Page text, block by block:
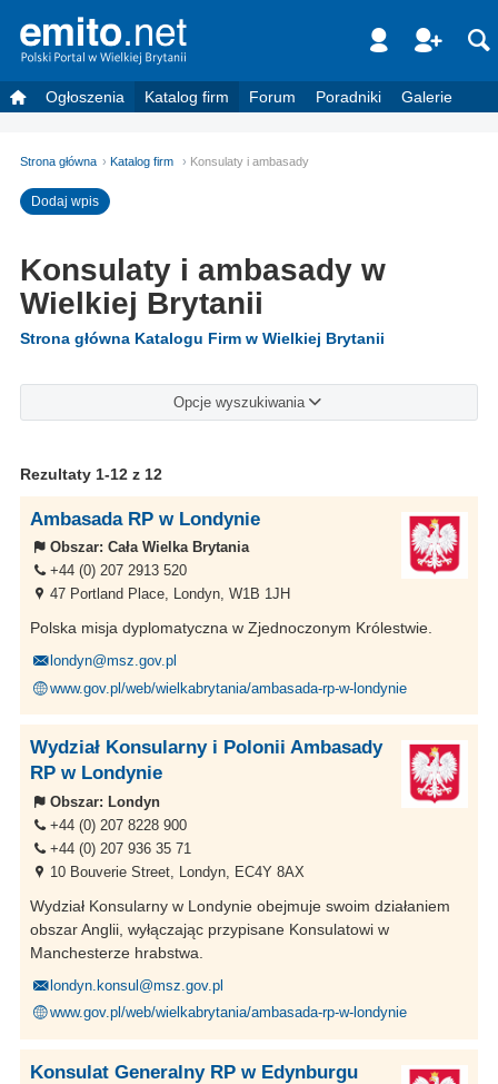
Ogłoszenia Katalog firm Forum Poradniki Galerie
Strona główna Katalog firm Konsulaty i ambasady
Dodaj wpis
Konsulaty i ambasady w
Wielkiej Brytanii
Strona główna Katalogu Firm w Wielkiej Brytanii
Opcje wyszukiwania
Rezultaty 1-12 z 12
Ambasada RP w Londynie
Obszar: Cała Wielka Brytania
+44 (0) 207 2913 520
47 Portland Place, Londyn, W1B 1JH
Polska misja dyplomatyczna w Zjednoczonym Królestwie.
londyn@msz.gov.pl
www.gov.pl/web/wielkabrytania/ambasada-rp-w-londynie
Wydział Konsularny i Polonii Ambasady
RP w Londynie
Obszar: Londyn
+44 (0) 207 8228 900
+44 (0) 207 936 35 71
10 Bouverie Street, Londyn, EC4Y 8AX
Wydział Konsularny w Londynie obejmuje swoim działaniem
obszar Anglii, wyłączając przypisane Konsulatowi w
Manchesterze hrabstwa.
londyn.konsul@msz.gov.pl
www.gov.pl/web/wielkabrytania/ambasada-rp-w-londynie
Konsulat Generalny RP w Edynburgu